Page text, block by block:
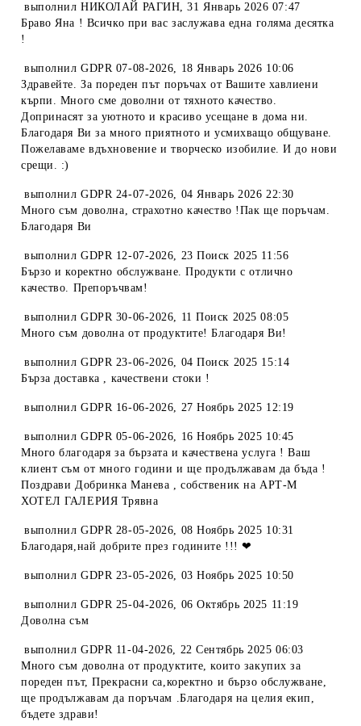
выполнилНИКОЛАЙ РАГИН,31 Январь 2026 07:47
Браво Яна ! Всичко при вас заслужава една голяма десятка
!
выполнилGDPR 07-08-2026, 18 Январь 2026 10:06
Здравейте. За пореден път поръчах от Вашите хавлиени
кърпи. Много сме доволни от тяхното качество.
Допринасят за уютното и красиво усещане в дома ни.
Благодаря Ви за много приятното и усмихващо общуване.
Пожелаваме вдъхновение и творческо изобилие. И до нови
срещи. :)
выполнилGDPR 24-07-2026, 04 Январь 2026 22:30
Много съм доволна, страхотно качество !Пак ще поръчам.
Благодаря Ви
выполнилGDPR 12-07-2026, 23 Поиск 2025 11:56
Бързо и коректно обслужване. Продукти с отлично
качество. Препоръчвам!
выполнилGDPR 30-06-2026, 11 Поиск 2025 08:05
Много съм доволна от продуктите! Благодаря Ви!
выполнилGDPR 23-06-2026, 04 Поиск 2025 15:14
Бърза доставка , качествени стоки !
выполнилGDPR 16-06-2026, 27 Ноябрь 2025 12:19
выполнилGDPR 05-06-2026, 16 Ноябрь 2025 10:45
Много благодаря за бързата и качествена услуга ! Ваш
клиент съм от много години и ще продължавам да бъда !
Поздрави Добринка Манева , собственик на АРТ-М
ХОТЕЛ ГАЛЕРИЯ Трявна
выполнилGDPR 28-05-2026, 08 Ноябрь 2025 10:31
Благодаря,най добрите през годините !!! ❤
выполнилGDPR 23-05-2026, 03 Ноябрь 2025 10:50
выполнилGDPR 25-04-2026, 06 Октябрь 2025 11:19
Доволна съм
выполнилGDPR 11-04-2026, 22 Сентябрь 2025 06:03
Много съм доволна от продуктите, които закупих за
пореден път, Прекрасни са,коректно и бързо обслужване,
ще продължавам да поръчам .Благодаря на целия екип,
бъдете здрави!